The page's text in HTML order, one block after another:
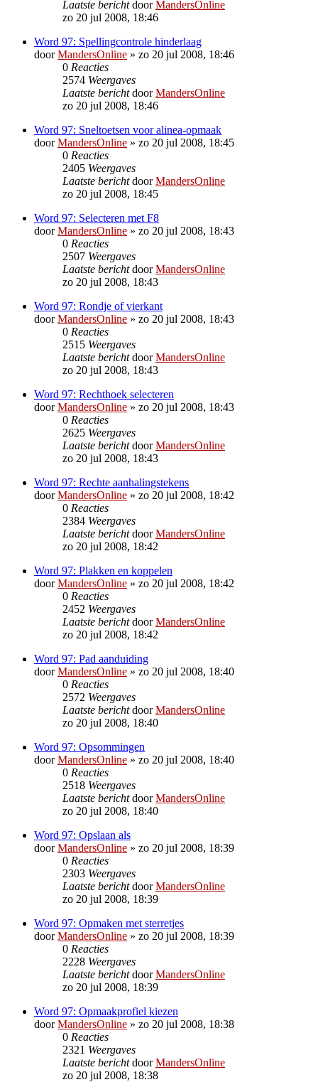
Laatste berichtdoorMandersOnline
zo 20 jul 2008, 18:46
Word 97: Spellingcontrole hinderlaag
doorMandersOnline » zo 20 jul 2008, 18:46
0 Reacties
2574 Weergaves
Laatste berichtdoorMandersOnline
zo 20 jul 2008, 18:46
Word 97: Sneltoetsen voor alinea-opmaak
doorMandersOnline » zo 20 jul 2008, 18:45
0 Reacties
2405 Weergaves
Laatste berichtdoorMandersOnline
zo 20 jul 2008, 18:45
Word 97: Selecteren met F8
doorMandersOnline » zo 20 jul 2008, 18:43
0 Reacties
2507 Weergaves
Laatste berichtdoorMandersOnline
zo 20 jul 2008, 18:43
Word 97: Rondje of vierkant
doorMandersOnline » zo 20 jul 2008, 18:43
0 Reacties
2515 Weergaves
Laatste berichtdoorMandersOnline
zo 20 jul 2008, 18:43
Word 97: Rechthoek selecteren
doorMandersOnline » zo 20 jul 2008, 18:43
0 Reacties
2625 Weergaves
Laatste berichtdoorMandersOnline
zo 20 jul 2008, 18:43
Word 97: Rechte aanhalingstekens
doorMandersOnline » zo 20 jul 2008, 18:42
0 Reacties
2384 Weergaves
Laatste berichtdoorMandersOnline
zo 20 jul 2008, 18:42
Word 97: Plakken en koppelen
doorMandersOnline » zo 20 jul 2008, 18:42
0 Reacties
2452 Weergaves
Laatste berichtdoorMandersOnline
zo 20 jul 2008, 18:42
Word 97: Pad aanduiding
doorMandersOnline » zo 20 jul 2008, 18:40
0 Reacties
2572 Weergaves
Laatste berichtdoorMandersOnline
zo 20 jul 2008, 18:40
Word 97: Opsommingen
doorMandersOnline » zo 20 jul 2008, 18:40
0 Reacties
2518 Weergaves
Laatste berichtdoorMandersOnline
zo 20 jul 2008, 18:40
Word 97: Opslaan als
doorMandersOnline » zo 20 jul 2008, 18:39
0 Reacties
2303 Weergaves
Laatste berichtdoorMandersOnline
zo 20 jul 2008, 18:39
Word 97: Opmaken met sterretjes
doorMandersOnline » zo 20 jul 2008, 18:39
0 Reacties
2228 Weergaves
Laatste berichtdoorMandersOnline
zo 20 jul 2008, 18:39
Word 97: Opmaakprofiel kiezen
doorMandersOnline » zo 20 jul 2008, 18:38
0 Reacties
2321 Weergaves
Laatste berichtdoorMandersOnline
zo 20 jul 2008, 18:38